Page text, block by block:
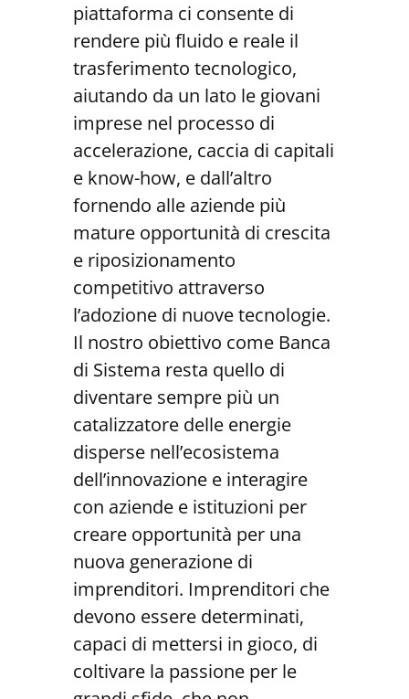
piattaforma ci consente di
rendere più fluido e reale il
trasferimento tecnologico,
aiutando da un lato le giovani
imprese nel processo di
accelerazione, caccia di capitali
e know-how, e dall’altro
fornendo alle aziende più
mature opportunità di crescita
e riposizionamento
competitivo attraverso
l’adozione di nuove tecnologie.
Il nostro obiettivo come Banca
di Sistema resta quello di
diventare sempre più un
catalizzatore delle energie
disperse nell’ecosistema
dell’innovazione e interagire
con aziende e istituzioni per
creare opportunità per una
nuova generazione di
imprenditori. Imprenditori che
devono essere determinati,
capaci di mettersi in gioco, di
coltivare la passione per le